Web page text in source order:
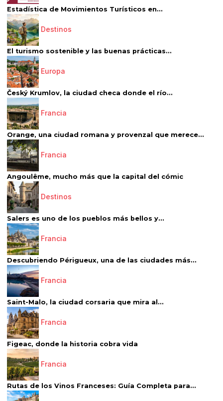
Estadística de Movimientos Turísticos en...
Destinos
El turismo sostenible y las buenas prácticas...
Europa
Český Krumlov, la ciudad checa donde el río...
Francia
Orange, una ciudad romana y provenzal que merece...
Francia
Angoulême, mucho más que la capital del cómic
Destinos
Salers es uno de los pueblos más bellos y...
Francia
Descubriendo Périgueux, una de las ciudades más...
Francia
Saint-Malo, la ciudad corsaria que mira al...
Francia
Figeac, donde la historia cobra vida
Francia
Rutas de los Vinos Franceses: Guía Completa para...